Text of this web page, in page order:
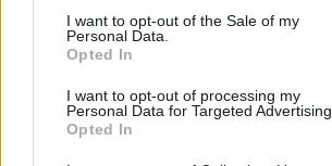
consent section.
I want to opt-out of the Sale of my
Personal Data.
Opted In
I want to opt-out of processing my
Personal Data for Targeted Advertising.
Opted In